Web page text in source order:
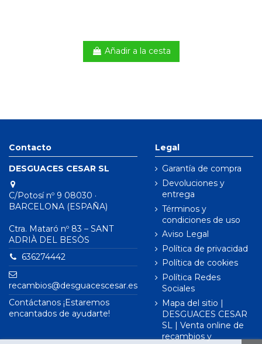
Añadir a la cesta
Contacto
DESGUACES CESAR SL
C/Potosí nº 9 08030 ·
BARCELONA (ESPAÑA)
Ctra. Mataró nº 83 – SANT
ADRIÀ DEL BESÒS
636274442
recambios@desguacescesar.es
Contáctanos ¡Estaremos
encantados de ayudarte!
Legal
Garantía de compra
Devoluciones y
entrega
Términos y
condiciones de uso
Aviso Legal
Política de privacidad
Política de cookies
Política Redes
Sociales
Mapa del sitio |
DESGUACES CESAR
SL | Venta online de
recambios y